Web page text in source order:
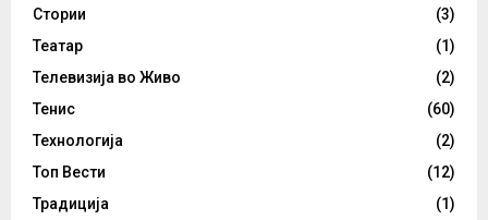
Стории
(3)
Театар
(1)
Телевизија во Живо
(2)
Тенис
(60)
Технологија
(2)
Топ Вести
(12)
Традиција
(1)